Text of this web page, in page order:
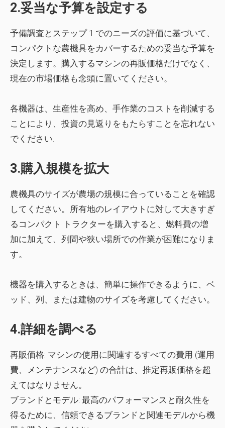
2.妥当な予算を設定する
予備調査とステップ 1 でのニーズの評価に基づいて、
コンパクトな農機具をカバーするための妥当な予算を
決定します。購入するマシンの再販価格だけでなく、
現在の市場価格も念頭に置いてください。
各機器は、生産性を高め、手作業のコストを削減する
ことにより、投資の見返りをもたらすことを忘れない
でください.
3.購入規模を拡大
農機具のサイズが農場の規模に合っていることを確認
してください。所有地のレイアウトに対して大きすぎ
るコンパクト トラクターを購入すると、燃料費の増
加に加えて、列間や狭い場所での作業が困難になりま
す。
機器を購入するときは、簡単に操作できるように、ベ
ッド、列、または建物のサイズを考慮してください。
4.詳細を調べる
再販価格: マシンの使用に関連するすべての費用 (運用
費、メンテナンスなど) の合計は、推定再販価格を超
えてはなりません。
ブランドとモデル: 最高のパフォーマンスと耐久性を
得るために、信頼できるブランドと関連モデルから機